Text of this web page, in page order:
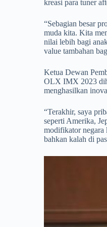
kreasi para tuner
“Sebagian besar
muda kita. Kita
nilai lebih bagi
value tambahan
Ketua Dewan
OLX IMX 2023
menghasilkan
“Terakhir, saya
seperti Amerika,
modifikator negara
bahkan kalah di